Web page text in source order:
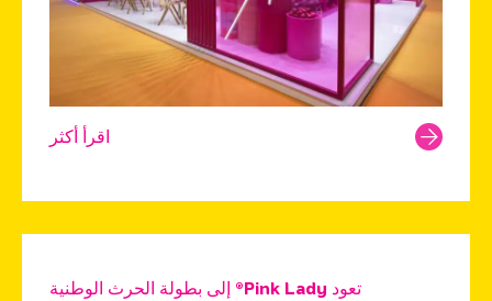
اقرأ أكثر
تعود Pink Lady® إلى بطولة الحرث الوطنية